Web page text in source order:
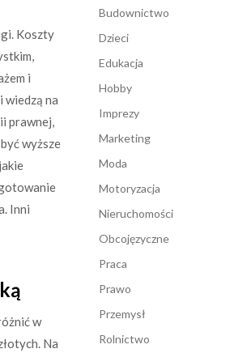
Koszty
i
wiedzą na
prawnej,
wyższe
Inni
w
Na
Budownictwo
Dzieci
Edukacja
Hobby
Imprezy
Marketing
Moda
Motoryzacja
Nieruchomości
Obcojęzyczne
Praca
Prawo
Przemysł
Rolnictwo